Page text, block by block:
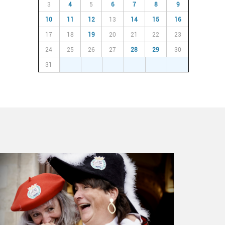
3 4 5 6 7 8 9
10 11 12 13 14 15 16
17 18 19 20 21 22 23
24 25 26 27 28 29 30
31